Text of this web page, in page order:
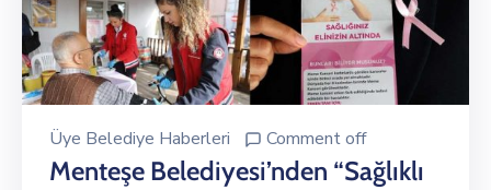
Üye Belediye Haberleri Comment off
Menteşe Belediyesi’nden “Sağlıklı